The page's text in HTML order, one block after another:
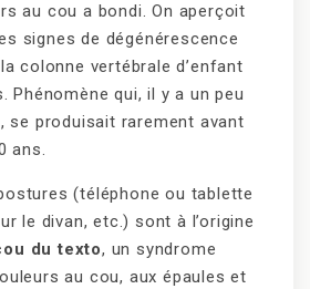
au cou a bondi. On aperçoit
signes de dégénérescence
colonne vertébrale d’enfant
Phénomène qui, il y a un peu
se produisait rarement avant
ans.
(téléphone ou tablette
le divan, etc.) sont à l’origine
du texto, un syndrome
au cou, aux épaules et